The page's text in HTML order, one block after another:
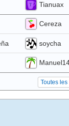
Tianuax
Cereza
soycha
Toutes